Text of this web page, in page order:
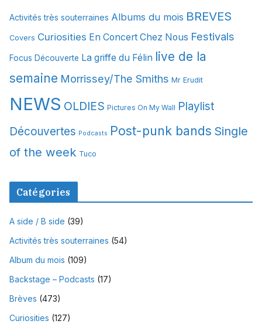
v
e
Activités très souterraines Albums du mois BREVES
Covers Curiosities En Concert Chez Nous Festivals
Focus Découverte La griffe du Félin live de la
semaine Morrissey/The Smiths Mr Erudit
NEWS OLDIES Pictures On My Wall Playlist
Découvertes Podcasts Post-punk bands Single
of the week Tuco
Catégories
A side / B side (39)
Activités très souterraines (54)
Album du mois (109)
Backstage – Podcasts (17)
Brèves (473)
Curiosities (127)